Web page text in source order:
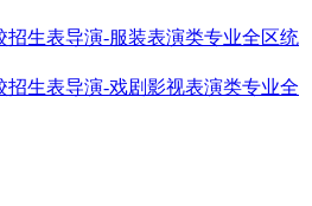
招生表导演-服装表演类专业全区统
招生表导演-戏剧影视表演类专业全